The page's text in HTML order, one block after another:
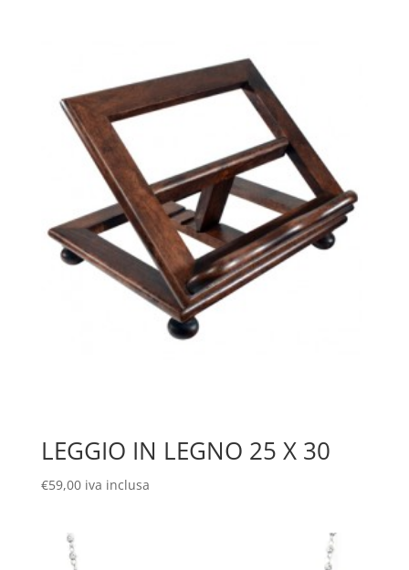
LEGGIO IN LEGNO 25 X 30
€59,00 iva inclusa